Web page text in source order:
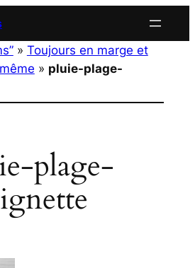
» Toujours en marge et
» pluie-plage-
plage-